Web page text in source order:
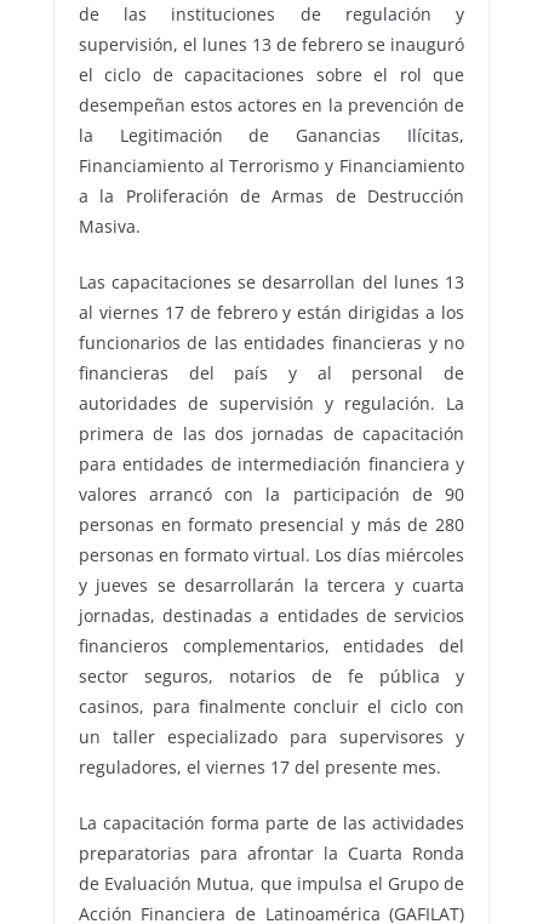
de las instituciones de regulación y
supervisión, el lunes 13 de febrero se inauguró
el ciclo de capacitaciones sobre el rol que
desempeñan estos actores en la prevención de
la Legitimación de Ganancias Ilícitas,
Financiamiento al Terrorismo y Financiamiento
a la Proliferación de Armas de Destrucción
Masiva.
Las capacitaciones se desarrollan del lunes 13
al viernes 17 de febrero y están dirigidas a los
funcionarios de las entidades financieras y no
financieras del país y al personal de
autoridades de supervisión y regulación. La
primera de las dos jornadas de capacitación
para entidades de intermediación financiera y
valores arrancó con la participación de 90
personas en formato presencial y más de 280
personas en formato virtual. Los días miércoles
y jueves se desarrollarán la tercera y cuarta
jornadas, destinadas a entidades de servicios
financieros complementarios, entidades del
sector seguros, notarios de fe pública y
casinos, para finalmente concluir el ciclo con
un taller especializado para supervisores y
reguladores, el viernes 17 del presente mes.
La capacitación forma parte de las actividades
preparatorias para afrontar la Cuarta Ronda
de Evaluación Mutua, que impulsa el Grupo de
Acción Financiera de Latinoamérica (GAFILAT)